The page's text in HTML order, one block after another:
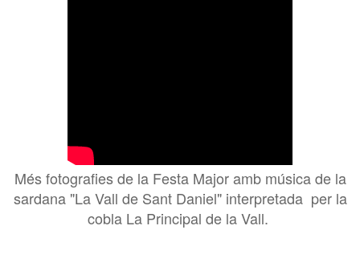
Més fotografies de la Festa Major amb música de la
sardana "La Vall de Sant Daniel" interpretada per la
cobla La Principal de la Vall.